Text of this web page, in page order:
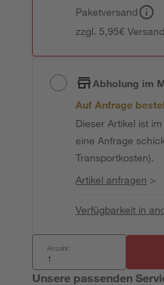
Paketversand
zzgl. 5,95€
Abholung im
Auf Anfrage
Dieser Artikel ist
eine Anfrage
Transportkosten).
Artikel anfragen >
Verfügbarkeit in
Anzahl:
Unsere passenden